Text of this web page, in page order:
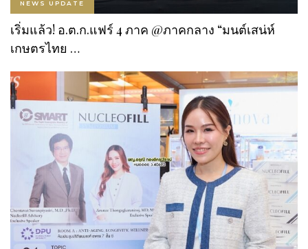
NEWS UPDATE
เริ่มแล้ว! อ.ต.ก.แฟร์ 4 ภาค @ภาคกลาง “มนต์เสน่ห์
เกษตรไทย …